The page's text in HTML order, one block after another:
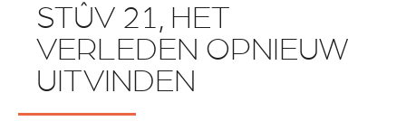
STÛV 21, HET
VERLEDEN OPNIEUW
UITVINDEN